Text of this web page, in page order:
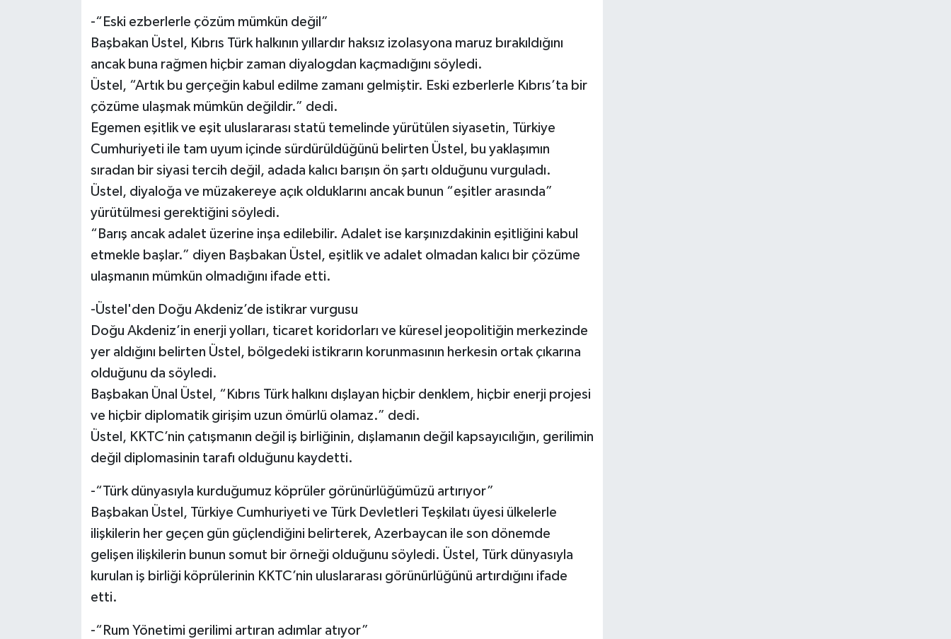
-“Eski ezberlerle çözüm mümkün değil”
Başbakan Üstel, Kıbrıs Türk halkının yıllardır haksız izolasyona maruz bırakıldığını
ancak buna rağmen hiçbir zaman diyalogdan kaçmadığını söyledi.
Üstel, “Artık bu gerçeğin kabul edilme zamanı gelmiştir. Eski ezberlerle Kıbrıs’ta bir
çözüme ulaşmak mümkün değildir.” dedi.
Egemen eşitlik ve eşit uluslararası statü temelinde yürütülen siyasetin, Türkiye
Cumhuriyeti ile tam uyum içinde sürdürüldüğünü belirten Üstel, bu yaklaşımın
sıradan bir siyasi tercih değil, adada kalıcı barışın ön şartı olduğunu vurguladı.
Üstel, diyaloğa ve müzakereye açık olduklarını ancak bunun “eşitler arasında”
yürütülmesi gerektiğini söyledi.
“Barış ancak adalet üzerine inşa edilebilir. Adalet ise karşınızdakinin eşitliğini kabul
etmekle başlar.” diyen Başbakan Üstel, eşitlik ve adalet olmadan kalıcı bir çözüme
ulaşmanın mümkün olmadığını ifade etti.
-Üstel'den Doğu Akdeniz’de istikrar vurgusu
Doğu Akdeniz’in enerji yolları, ticaret koridorları ve küresel jeopolitiğin merkezinde
yer aldığını belirten Üstel, bölgedeki istikrarın korunmasının herkesin ortak çıkarına
olduğunu da söyledi.
Başbakan Ünal Üstel, “Kıbrıs Türk halkını dışlayan hiçbir denklem, hiçbir enerji projesi
ve hiçbir diplomatik girişim uzun ömürlü olamaz.” dedi.
Üstel, KKTC’nin çatışmanın değil iş birliğinin, dışlamanın değil kapsayıcılığın, gerilimin
değil diplomasinin tarafı olduğunu kaydetti.
-“Türk dünyasıyla kurduğumuz köprüler görünürlüğümüzü artırıyor”
Başbakan Üstel, Türkiye Cumhuriyeti ve Türk Devletleri Teşkilatı üyesi ülkelerle
ilişkilerin her geçen gün güçlendiğini belirterek, Azerbaycan ile son dönemde
gelişen ilişkilerin bunun somut bir örneği olduğunu söyledi. Üstel, Türk dünyasıyla
kurulan iş birliği köprülerinin KKTC’nin uluslararası görünürlüğünü artırdığını ifade
etti.
-“Rum Yönetimi gerilimi artıran adımlar atıyor”